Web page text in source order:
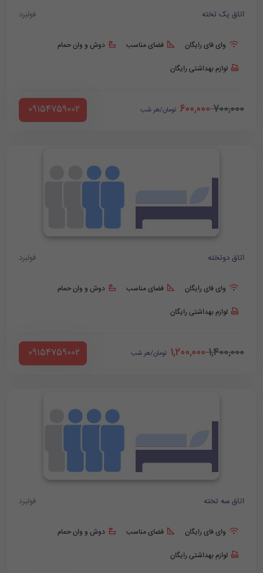
اتاق یک تخته فولبرد
وای فای رایگان فضای مناسب دوش و وان حمام
لوازم بهداشتی رایگان
700,000
600,000 تومان/هر شب ‪ 09154759002
اتاق دوتخته فولبرد
وای فای رایگان فضای مناسب دوش و وان حمام
لوازم بهداشتی رایگان
1,400,000
1,200,000 تومان/هر شب ‪ 09154759002
اتاق سه تخته فولبرد
وای فای رایگان فضای مناسب دوش و وان حمام
لوازم بهداشتی رایگان